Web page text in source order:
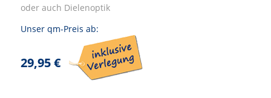
oder auch Dielenoptik
Unser qm-Preis ab:
29,95 €